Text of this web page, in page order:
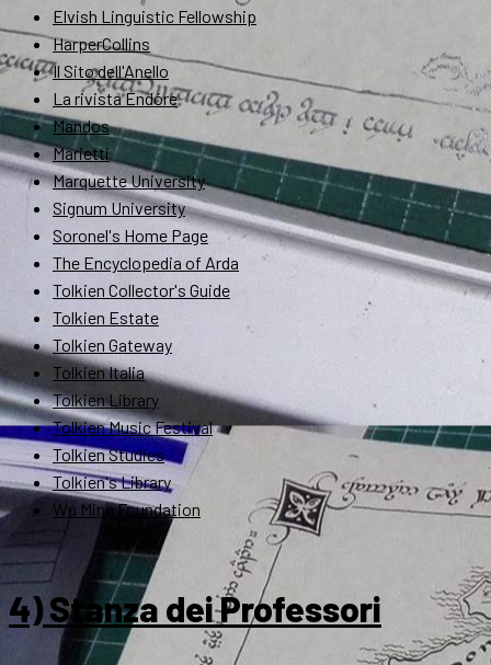
Elvish Linguistic Fellowship
HarperCollins
Il Sito dell'Anello
La rivista Endóre
Mandos
Marietti
Marquette University
Signum University
Soronel's Home Page
The Encyclopedia of Arda
Tolkien Collector's Guide
Tolkien Estate
Tolkien Gateway
Tolkien Italia
Tolkien Library
Tolkien Music Festival
Tolkien Studies
Tolkien's Library
Wu Ming Foundation
4) Stanza dei Professori